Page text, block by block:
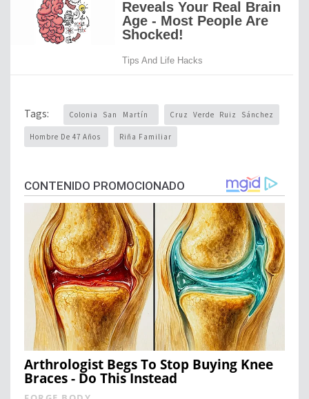
Tags: Colonia San Martín Cruz Verde Ruiz Sánchez
Hombre De 47 Años Riña Familiar
CONTENIDO PROMOCIONADO
Arthrologist Begs To Stop Buying Knee
Braces - Do This Instead